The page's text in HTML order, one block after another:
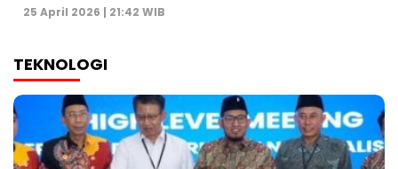
25 April 2026 | 21:42 WIB
TEKNOLOGI